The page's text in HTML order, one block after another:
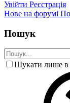
Увійти Реєстрація
Нове на форумі
Пошук
Шукати лише в